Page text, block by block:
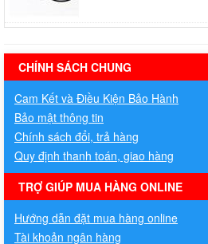
hermes handbags outlet online
CHÍNH SÁCH CHUNG
Cam Kết và Điều Kiện Bảo Hành
Bảo mật thông tin
Chính sách đổi, trả hàng
Quy định thanh toán, giao hàng
TRỢ GIÚP MUA HÀNG ONLINE
Hướng dẫn đặt mua hàng online
Tài khoản ngân hàng